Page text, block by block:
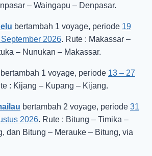
– Waingapu – Denpasar.
bertambah 1 voyage, periode 19
September 2026. Rute : Makassar –
– Nunukan – Makassar.
bertambah 1 voyage, periode 13 – 27
: Kijang – Kupang – Kijang.
bertambah 2 voyage, periode 31
2026. Rute : Bitung – Timika –
dan Bitung – Merauke – Bitung, via